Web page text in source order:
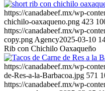
https://canadabeef.mx/wp-
chichilo-oaxaqueno.png 423
https://canadabeef.mx/wp-
copy.png Agency2025-03-10
Rib con Chichilo Oaxaqueño
https://canadabeef.mx/wp-
de-Res-a-la-Barbacoa.jpg 571
https://canadabeef.mx/wp-